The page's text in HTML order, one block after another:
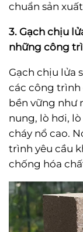
chuẩn sản
3. Gạch chịu
những công
Gạch chịu lửa
các công trình
bền vững như
nung, lò hơi,
cháy nổ cao.
trình yêu cầu
chống hóa